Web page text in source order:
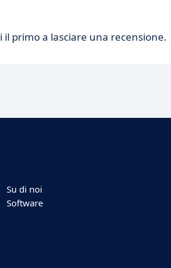
il primo a lasciare una recensione.
Su di noi
Software